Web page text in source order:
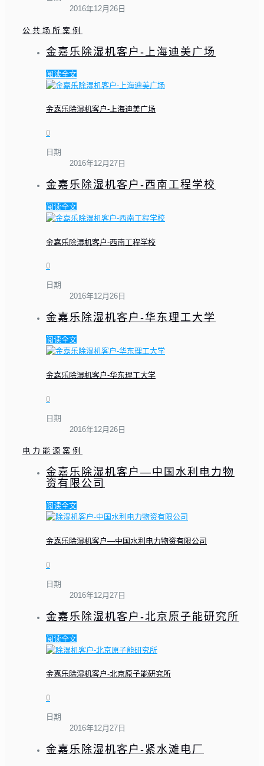
2016年12月26日
公共场所案例
金嘉乐除湿机客户-上海迪美广场
阅读全文
金嘉乐除湿机客户-上海迪美广场
0
日期
2016年12月27日
金嘉乐除湿机客户-西南工程学校
阅读全文
金嘉乐除湿机客户-西南工程学校
0
日期
2016年12月26日
金嘉乐除湿机客户-华东理工大学
阅读全文
金嘉乐除湿机客户-华东理工大学
0
日期
2016年12月26日
电力能源案例
金嘉乐除湿机客户—中国水利电力物
资有限公司
阅读全文
金嘉乐除湿机客户—中国水利电力物资有限公司
0
日期
2016年12月27日
金嘉乐除湿机客户-北京原子能研究所
阅读全文
金嘉乐除湿机客户-北京原子能研究所
0
日期
2016年12月27日
金嘉乐除湿机客户-紧水滩电厂